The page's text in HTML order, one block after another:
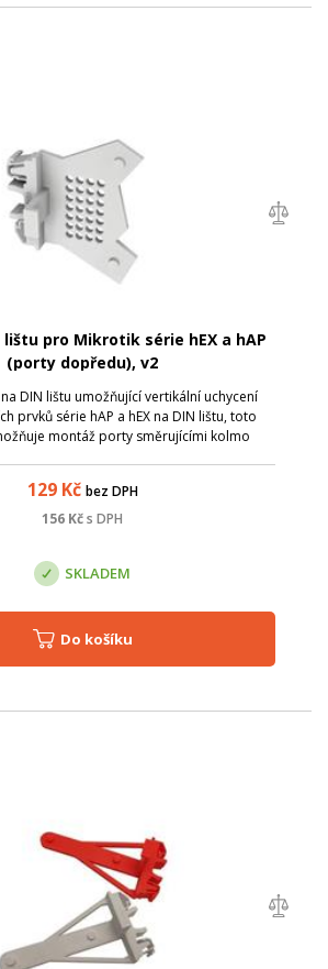
lištu pro Mikrotik série hEX a hAP
(porty dopředu), v2
DIN lištu umožňující vertikální uchycení
prvků série hAP a hEX na DIN lištu, toto
montáž porty směrujícími kolmo
129Kč bez DPH
156 Kčs DPH
SKLADEM
Do košíku